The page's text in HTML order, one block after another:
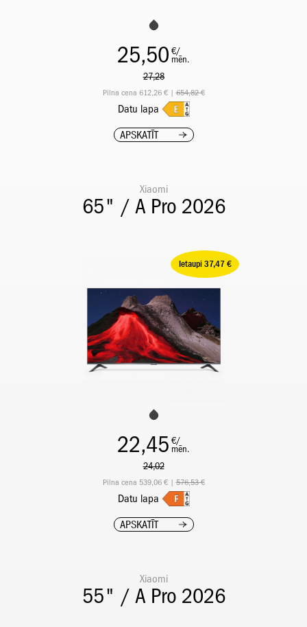
25,50 €/
mēn.
27,28
Pilna cena 612,26 € |654,82 €
Datu lapa
APSKATĪT
Xiaomi
65" / A Pro 2026
Ietaupi 37,47 €
22,45 €/
mēn.
24,02
Pilna cena 539,06 € |576,53 €
Datu lapa
APSKATĪT
Xiaomi
55" / A Pro 2026